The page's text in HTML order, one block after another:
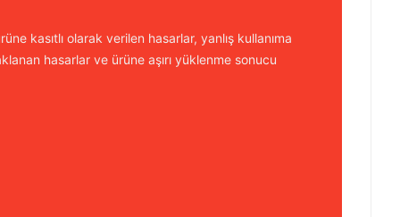
kasıtlı olarak verilen hasarlar, yanlış kullanıma
hasarlar ve ürüne aşırı yüklenme sonucu